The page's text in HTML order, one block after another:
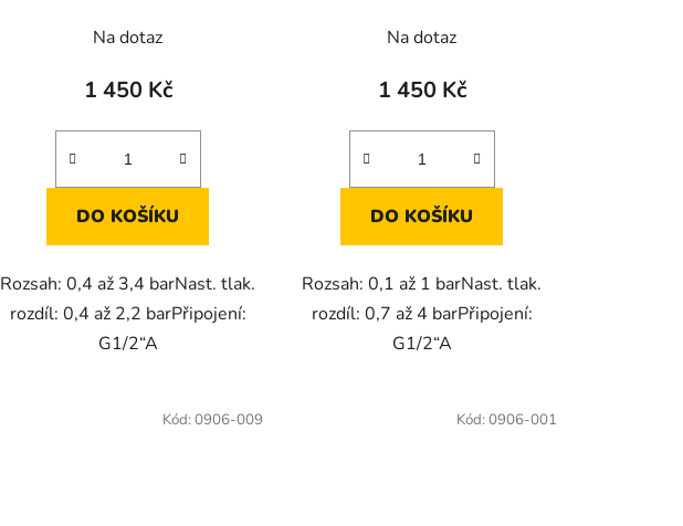
Na dotaz
1 450 Kč
DO KOŠÍKU
Rozsah: 0,4 až 3,4 barNast. tlak.
rozdíl: 0,4 až 2,2 barPřipojení:
G1/2“A
Na dotaz
1 450 Kč
DO KOŠÍKU
Rozsah: 0,1 až 1 barNast. tlak.
rozdíl: 0,7 až 4 barPřipojení:
G1/2“A
Kód: 0906-009 Kód: 0906-001